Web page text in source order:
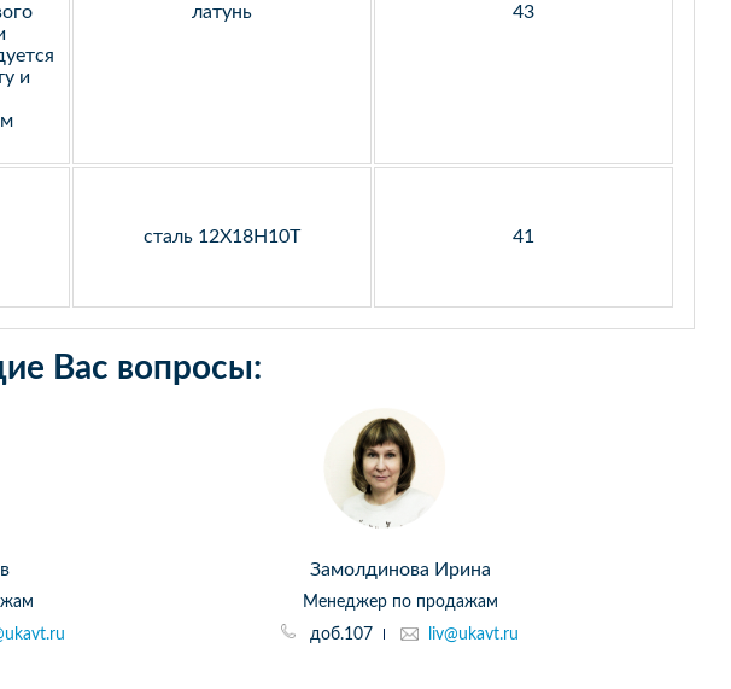
и
латунь 43
сталь 12Х18Н10Т 41
Вас вопросы:
Замолдинова Ирина
Менеджер по продажам
доб.107
liv@ukavt.ru